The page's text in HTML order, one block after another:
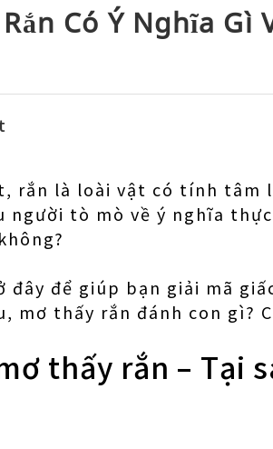
Có Ý Nghĩa Gì
rắn là loài vật có tính tâm
người tò mò về ý nghĩa
đây để giúp bạn giải mã
mơ thấy rắn đánh con gì?
thấy rắn – Tại